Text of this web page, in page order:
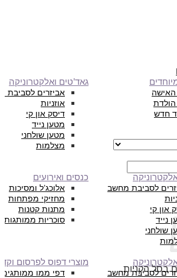
בסל הקניות.
האישה
הולדת
חדש
גאד’טים ואלקטרוניקה
אביזרים לסביבת
אוזניות
דיסק און קי
מטען נייד
מטען שולחני
מצלמות
לסביבת מחשב
און קי
נייד
שולחני
כנסים ואירועים
אלוכג’ל ומסיכות
מחזיקי מפתחות
מתנות קטנות
סוכריות ממותגות
לסביבת מחשב
מוצרי דפוס לפרסום
דפי ממו ממותגים